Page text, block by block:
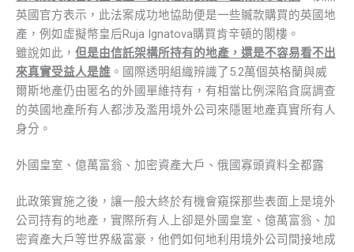
英國官方表示，此法案成功地協助便是一些贓款購買的英國地
產，例如虛擬幣皇后Ruja Ignatova購買肯辛頓的閣樓。
雖說如此， 但是由信託架構所持有的地產，還是不容易看不出
來真實受益人是誰 。國際透明組織辨識了5.2萬個英格蘭與威
爾斯地產仍由匿名的外國單維持有，有相當比例深陷貪腐調查
的英國地產所有人都涉及濫用境外公司來隱匿地產真實所有人
身分。
外國皇室、億萬富翁、加密資產大戶、俄國寡頭資料全都露
此政策實施之後，讓一般大終於有機會窺探那些表面上是境外
公司持有的地產，實際所有人上卻是外國皇室、億萬富翁、加
密資產大戶等世界級富豪，他們如何地利用境外公司間接地成